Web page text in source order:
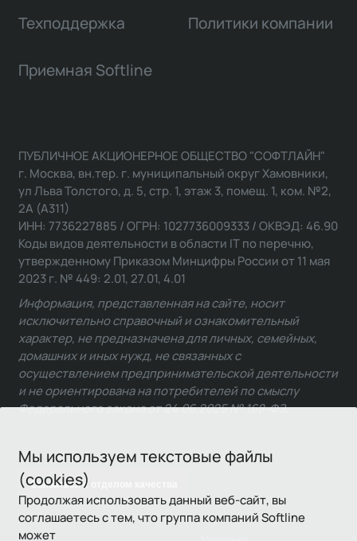
Мы используем текстовые файлы
(cookies)
Продолжая использовать данный веб-сайт, вы
соглашаетесь с тем, что группа компаний Softline
может
Техподдержка Политики компании
Приемная Softline
Связаться с отделом качества
ПУБЛИЧНОЕ АКЦИОНЕРНОЕ ОБЩЕСТВО "СОФТЛАЙН"
г. Москва, вн.тер. г. муниципальный округ Хамовники,
ул Льва Толстого, д. 5, стр. 1, этаж 3, помещ. 1, ком. №2,
2А (А311)
ИНН: 7736227885 / ОГРН: 1027736009333 / ОКВЭД: 46.90
Коды видов деятельности в области IT по перечню,
утвержденному Приказом Минцифры России от 11 мая
2023 г. № 449: 2.01, 27.01, 4.01
Информация, представленная на сайте, носит
исключительно справочный и ознакомительный
характер, не предназначена для личных, семейных,
домашних и иных нужд, не связанных с
осуществлением предпринимательской деятельности
и не ориентирована на потребителей по смыслу
Федерального закона от 24.06.2025 № 168-ФЗ.